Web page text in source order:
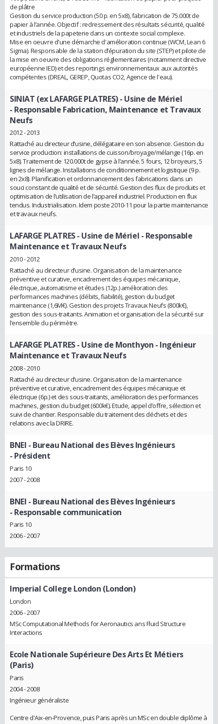
de plâtre
Gestion du service production (50 p. en 5x8), fabrication de 75.000t de
papier à l’année. Objectif : redressement des résultats sécurité, qualité
et industriels de la papeterie dans un contexte social complexe.
Mise en oeuvre d'une démarche d'amélioration continue (WCM, Lean 6
Sigma). Responsable de la station d’épuration du site (STEP) et pilote de
la mise en oeuvre des obligations réglementaires (notamment directive
européenne IED) et des reportings environnementaux aux autorités
compétentes (DREAL, GEREP, Quotas CO2, Agence de l'eau).
SINIAT (ex LAFARGE PLATRES) - Usine de Mériel
- Responsable Fabrication, Maintenance et Travaux
Neufs
2012 - 2013
Rattaché au directeur d’usine, délégataire en son absence. Gestion du
service production: installations de cuisson/broyage/mélange (16p. en
5x8). Traitement de 120.000t de gypse à l’année. 5 fours, 12 broyeurs, 5
lignes de mélange. Installations de conditionnement et logistique (9 p.
en 2x8). Planification et ordonnancement des fabrications dans un
souci constant de qualité et de sécurité. Gestion des flux de produits et
optimisation de l’utilisation de l’appareil industriel. Production en flux
tendus. Industrialisation. Idem poste 2010-11 pour la partie maintenance
et travaux neufs.
LAFARGE PLATRES - Usine de Mériel - Responsable
Maintenance et Travaux Neufs
2010 - 2012
Rattaché au directeur d’usine. Organisation de la maintenance
préventive et curative, encadrement des équipes mécanique,
électrique, automatisme et études (12p.) amélioration des
performances machines (débits, fiabilité), gestion du budget
maintenance (1,6M€). Gestion des projets Travaux Neufs (800k€),
gestion des sous-traitants. Animation et organisation de la sécurité sur
l’ensemble du périmètre.
LAFARGE PLATRES - Usine de Monthyon - Ingénieur
Maintenance et Travaux Neufs
2008 - 2010
Rattaché au directeur d’usine. Organisation de la maintenance
préventive et curative, encadrement des équipes mécanique et
électrique (6p.) et des sous-traitants, amélioration des performances
machines, gestion du budget (600k€). Etude, appel d’offre, sélection et
suivi de chantier. Responsable du traitement des déchets et des
relations avec la DRIRE.
BNEI - Bureau National des Elèves Ingénieurs
- Président
Paris 10
2007 - 2008
BNEI - Bureau National des Elèves Ingénieurs
- Responsable communication
Paris 10
2006 - 2007
Formations
Imperial College London (London)
London
2006 - 2007
MSc Computational Methods for Aeronautics ans Fluid Structure
Interactions
Ecole Nationale Supérieure Des Arts Et Métiers
(Paris)
Paris
2004 - 2008
Ingénieur généraliste
Centre d'Aix-en-Provence, puis Paris après un MSc en double diplôme à